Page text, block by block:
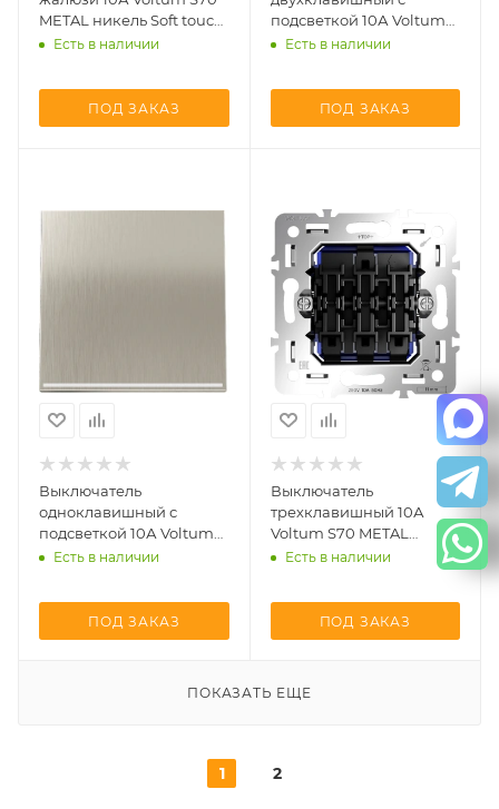
METAL никель Soft touch
металл (VLS0207M +
Есть в наличии
ПОД ЗАКАЗ
подсветкой 10А Voltum
S70 METAL никель Soft
VLS080401)
Есть в наличии
ПОД ЗАКАЗ
Выключатель
одноклавишный с
подсветкой 10А Voltum
S70 METAL никель Soft
VLS080301)
Есть в наличии
ПОД ЗАКАЗ
Выключатель
трехклавишный 10А
Voltum S70 METAL
никель Soft touch металл
(VLS0301M + VLSM000511)
Есть в наличии
ПОД ЗАКАЗ
ПОКАЗАТЬ ЕЩЕ
1 2